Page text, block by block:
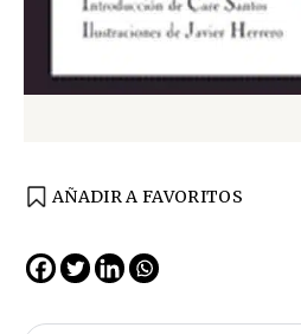
AÑADIR A FAVORITOS